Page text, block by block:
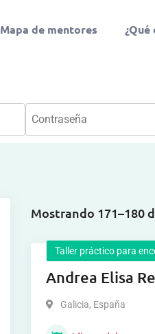
Mapa de mentores
Mostrando 171–180
Taller práctico para
Andrea Elisa
Galicia, España